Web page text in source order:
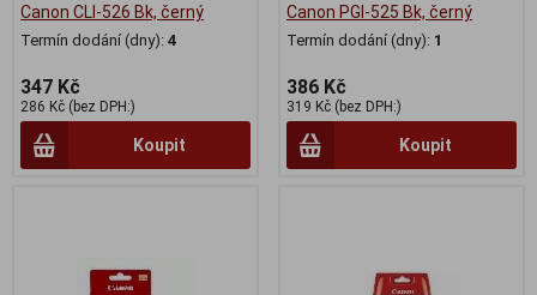
Canon CLI-526 Bk, černý
Termín dodání (dny): 4
347 Kč
286 Kč (bez DPH:)
Koupit
Canon PGI-525 Bk, černý
Termín dodání (dny): 1
386 Kč
319 Kč (bez DPH:)
Koupit